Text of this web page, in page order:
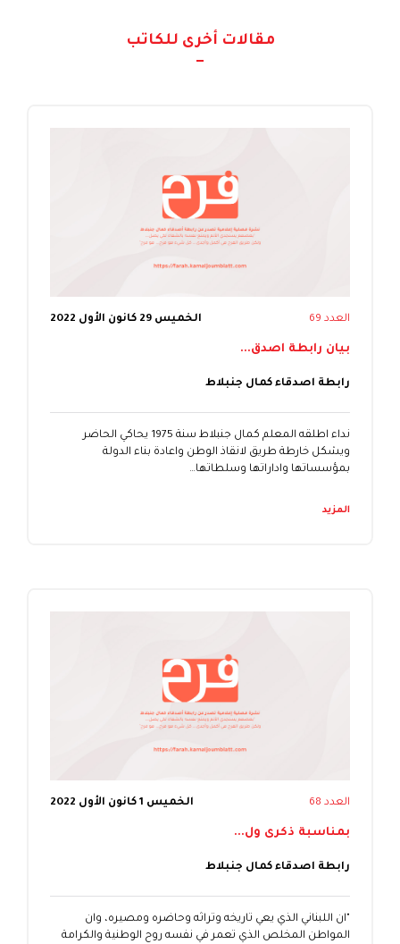
مقالات أخرى للكاتب
العدد 69 الخميس 29 كانون الأول 2022
بيان رابطة اصدق...
رابطة اصدقاء كمال جنبلاط
نداء اطلقه المعلم كمال جنبلاط سنة 1975 يحاكي الحاضر
ويشكل خارطة طريق لانقاذ الوطن واعادة بناء الدولة
بمؤسساتها واداراتها وسلطاتها…
المزيد
العدد 68 الخميس 1 كانون الأول 2022
بمناسبة ذكرى ول...
رابطة اصدقاء كمال جنبلاط
"ان اللبناني الذي يعي تاريخه وتراثه وحاضره ومصيره، وان
المواطن المخلص الذي تعمر في نفسه روح الوطنية والكرامة